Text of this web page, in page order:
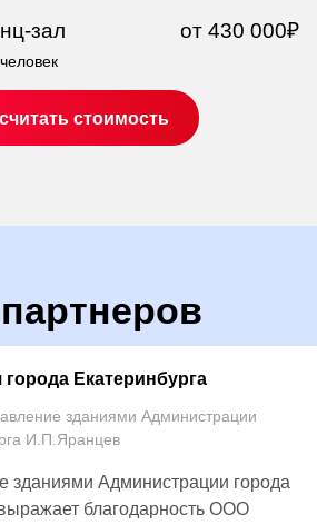
зал от 430 000₽
стоимость
Екатеринбурга
зданиями Администрации
И.П.Яранцев
зданиями Администрации города
благодарность ООО